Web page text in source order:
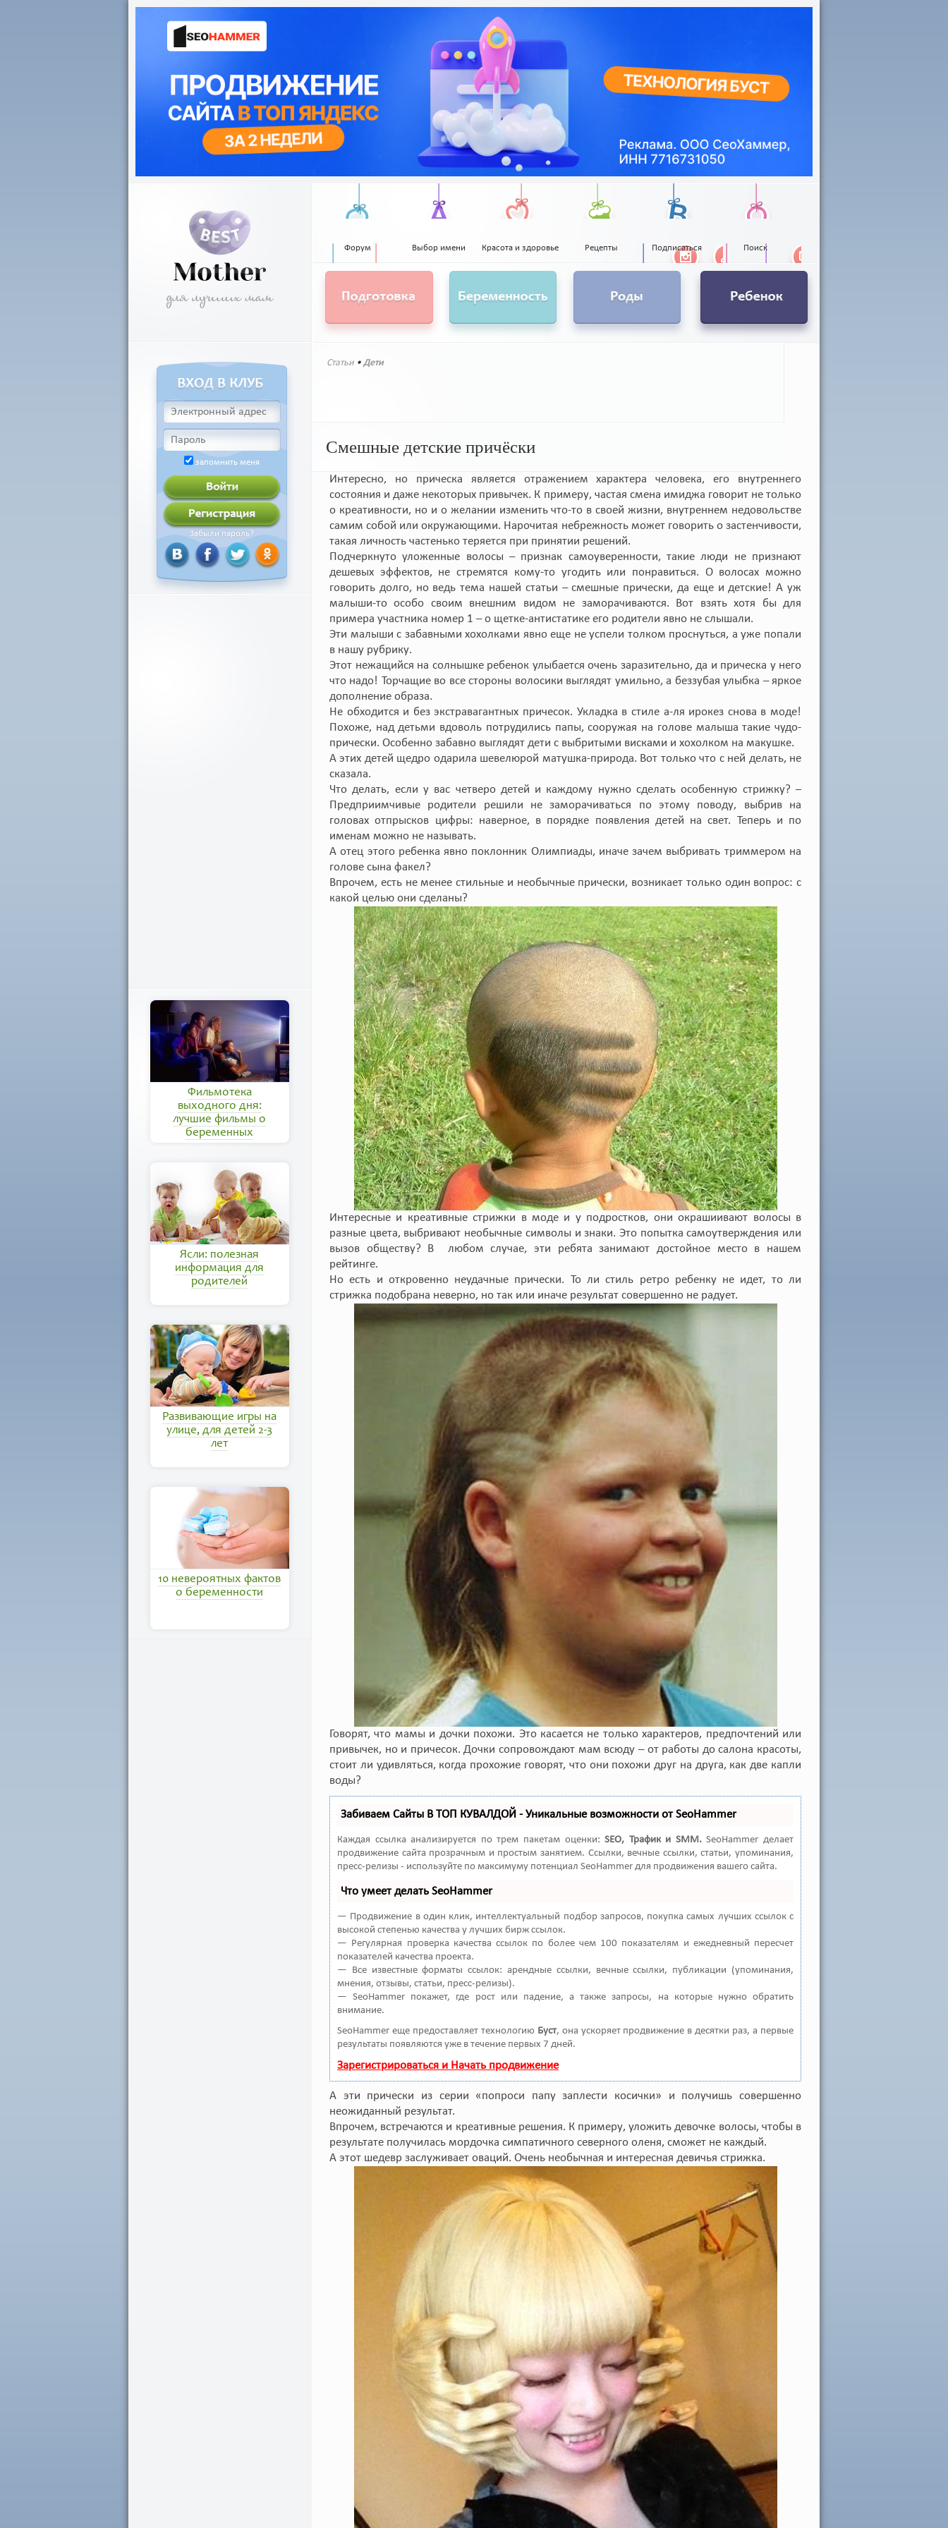
запомнить меня
Забыли пароль?
Фильмотека
выходного дня:
лучшие фильмы о
беременных
Ясли: полезная
информация для
родителей
Развивающие игры на
улице, для детей 2-3
лет
10 невероятных фактов
о беременности
Форум Выбор имени Красота и здоровье Рецепты Подписаться Поиск
Статьи • Дети
Смешные детские причёски
Интересно, но прическа является отражением характера человека, его внутреннего
состояния и даже некоторых привычек. К примеру, частая смена имиджа говорит не только
о креативности, но и о желании изменить что-то в своей жизни, внутреннем недовольстве
самим собой или окружающими. Нарочитая небрежность может говорить о застенчивости,
такая личность частенько теряется при принятии решений.
Подчеркнуто уложенные волосы – признак самоуверенности, такие люди не признают
дешевых эффектов, не стремятся кому-то угодить или понравиться. О волосах можно
говорить долго, но ведь тема нашей статьи – смешные прически, да еще и детские! А уж
малыши-то особо своим внешним видом не заморачиваются. Вот взять хотя бы для
примера участника номер 1 – о щетке-антистатике его родители явно не слышали.
Эти малыши с забавными хохолками явно еще не успели толком проснуться, а уже попали
в нашу рубрику.
Этот нежащийся на солнышке ребенок улыбается очень заразительно, да и прическа у него
что надо! Торчащие во все стороны волосики выглядят умильно, а беззубая улыбка – яркое
дополнение образа.
Не обходится и без экстравагантных причесок. Укладка в стиле а-ля ирокез снова в моде!
Похоже, над детьми вдоволь потрудились папы, сооружая на голове малыша такие чудо-
прически. Особенно забавно выглядят дети с выбритыми висками и хохолком на макушке.
А этих детей щедро одарила шевелюрой матушка-природа. Вот только что с ней делать, не
сказала.
Что делать, если у вас четверо детей и каждому нужно сделать особенную стрижку? –
Предприимчивые родители решили не заморачиваться по этому поводу, выбрив на
головах отпрысков цифры: наверное, в порядке появления детей на свет. Теперь и по
именам можно не называть.
А отец этого ребенка явно поклонник Олимпиады, иначе зачем выбривать триммером на
голове сына факел?
Впрочем, есть не менее стильные и необычные прически, возникает только один вопрос: с
какой целью они сделаны?
Интересные и креативные стрижки в моде и у подростков, они окрашиивают волосы в
разные цвета, выбривают необычные символы и знаки. Это попытка самоутверждения или
вызов обществу? В любом случае, эти ребята занимают достойное место в нашем
рейтинге.
Но есть и откровенно неудачные прически. То ли стиль ретро ребенку не идет, то ли
стрижка подобрана неверно, но так или иначе результат совершенно не радует.
Говорят, что мамы и дочки похожи. Это касается не только характеров, предпочтений или
привычек, но и причесок. Дочки сопровождают мам всюду – от работы до салона красоты,
стоит ли удивляться, когда прохожие говорят, что они похожи друг на друга, как две капли
воды?
Забиваем Сайты В ТОП КУВАЛДОЙ - Уникальные возможности от SeoHammer
Каждая ссылка анализируется по трем пакетам оценки:SEO, Трафик и SMM.SeoHammer делает
продвижение сайта прозрачным и простым занятием. Ссылки, вечные ссылки, статьи, упоминания,
пресс-релизы - используйте по максимуму потенциал SeoHammer для продвижения вашего сайта.
Что умеет делать SeoHammer
— Продвижение в один клик, интеллектуальный подбор запросов, покупка самых лучших ссылок с
высокой степенью качества у лучших бирж ссылок.
— Регулярная проверка качества ссылок по более чем 100 показателям и ежедневный пересчет
показателей качества проекта.
— Все известные форматы ссылок: арендные ссылки, вечные ссылки, публикации (упоминания,
мнения, отзывы, статьи, пресс-релизы).
— SeoHammer покажет, где рост или падение, а также запросы, на которые нужно обратить
внимание.
SeoHammer еще предоставляет технологию Буст, она ускоряет продвижение в десятки раз, а первые
результаты появляются уже в течение первых 7 дней.
Зарегистрироваться и Начать продвижение
А эти прически из серии «попроси папу заплести косички» и получишь совершенно
неожиданный результат.
Впрочем, встречаются и креативные решения. К примеру, уложить девочке волосы, чтобы в
результате получилась мордочка симпатичного северного оленя, сможет не каждый.
А этот шедевр заслуживает оваций. Очень необычная и интересная девичья стрижка.